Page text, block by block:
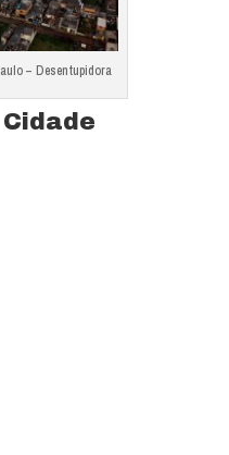
– Desentupidora